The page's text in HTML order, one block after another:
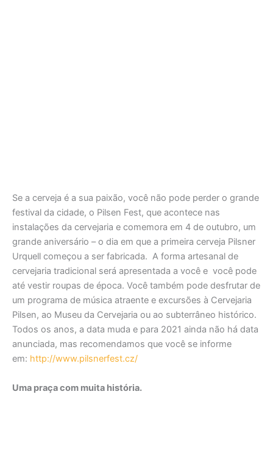
Se a cerveja é a sua paixão, você não pode perder o grande
festival da cidade, o Pilsen Fest, que acontece nas
instalações da cervejaria e comemora em 4 de outubro, um
grande aniversário – o dia em que a primeira cerveja Pilsner
Urquell começou a ser fabricada. A forma artesanal de
cervejaria tradicional será apresentada a você e você pode
até vestir roupas de época. Você também pode desfrutar de
um programa de música atraente e excursões à Cervejaria
Pilsen, ao Museu da Cervejaria ou ao subterrâneo histórico.
Todos os anos, a data muda e para 2021 ainda não há data
anunciada, mas recomendamos que você se informe
em: http://www.pilsnerfest.cz/
Uma praça com muita história.